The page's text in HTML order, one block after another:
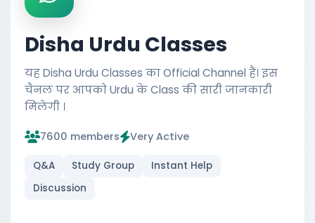
Disha Urdu Classes
यह Disha Urdu Classes का Official Channel हैं। इस
चैनल पर आपको Urdu के Class की सारी जानकारी
मिलेगी ।
7600 members Very Active
Q&A Study Group
Instant Help
Discussion